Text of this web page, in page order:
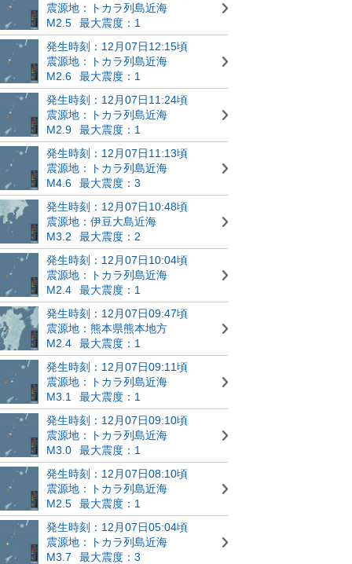
震源地：トカラ列島近海
M2.5
最大震度：1
発生時刻：12月07日12:15頃
震源地：トカラ列島近海
M2.6
最大震度：1
発生時刻：12月07日11:24頃
震源地：トカラ列島近海
M2.9
最大震度：1
発生時刻：12月07日11:13頃
震源地：トカラ列島近海
M4.6
最大震度：3
発生時刻：12月07日10:48頃
震源地：伊豆大島近海
M3.2
最大震度：2
発生時刻：12月07日10:04頃
震源地：トカラ列島近海
M2.4
最大震度：1
発生時刻：12月07日09:47頃
震源地：熊本県熊本地方
M2.4
最大震度：1
発生時刻：12月07日09:11頃
震源地：トカラ列島近海
M3.1
最大震度：1
発生時刻：12月07日09:10頃
震源地：トカラ列島近海
M3.0
最大震度：1
発生時刻：12月07日08:10頃
震源地：トカラ列島近海
M2.5
最大震度：1
発生時刻：12月07日05:04頃
震源地：トカラ列島近海
M3.7
最大震度：3